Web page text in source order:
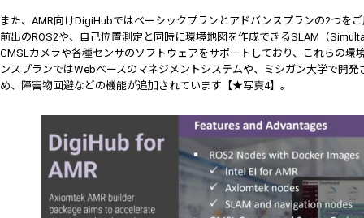
また、AMR向けDigiHubではベーシックプランとアドバンスプランの2つを
前出のROS2や、自己位置測定と同時に環境地図を作成できるSLAM（
GMSLカメラや各種センサのソフトウェアをサポートしており、これらの環
ンスプランではWebベースのマネジメントシステムや、ミシガン大学で開
め、障害物回避などの機能が追加されています【★写真4】。